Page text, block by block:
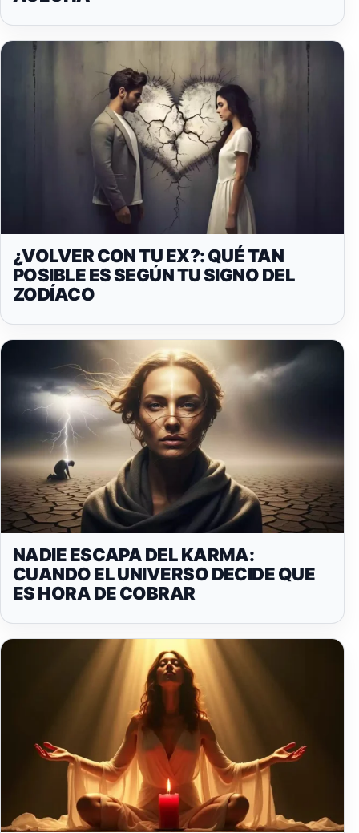
¿VOLVER CON TU EX?: QUÉ TAN
POSIBLE ES SEGÚN TU SIGNO DEL
ZODÍACO
NADIE ESCAPA DEL KARMA:
CUANDO EL UNIVERSO DECIDE QUE
ES HORA DE COBRAR